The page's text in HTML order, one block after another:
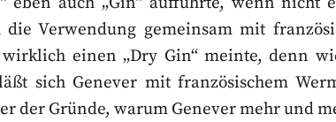
die Verwendung gemeinsam mit
einen „Dry Gin“ meinte, denn
sich Genever mit französischem
der Gründe, warum Genever mehr und